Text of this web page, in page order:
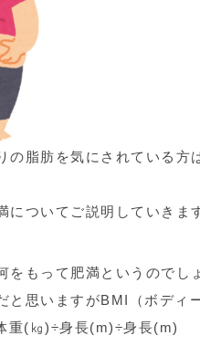
の脂肪を気にされている
についてご説明していきま
をもって肥満というのでし
と思いますがBMI（ボディ
重(㎏)÷身長(m)÷身長(m)